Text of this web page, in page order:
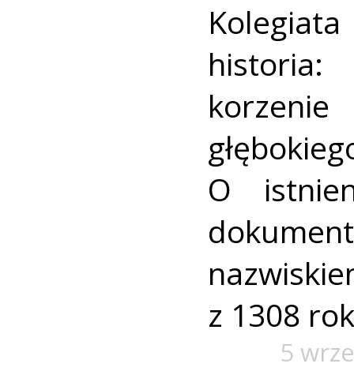
historia:
O
z 1308
5